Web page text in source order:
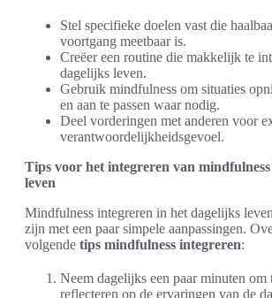
Stel specifieke doelen vast die
voortgang meetbaar is.
Creëer een routine die makkelijk te
dagelijks leven.
Gebruik mindfulness om situaties
en aan te passen waar nodig.
Deel vorderingen met anderen voor
verantwoordelijkheidsgevoel.
Tips voor het integreren van
leven
Mindfulness integreren in het dagelijks
zijn met een paar simpele aanpassingen.
volgende tips mindfulness integreren:
Neem dagelijks een paar minuten om
reflecteren op de ervaringen van de